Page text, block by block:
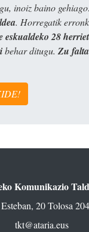
inoiz baino
. Horregatik
eskualdeko 28
behar ditugu. Zu
Komunikazio
20 Tolosa
tkt@ataria.eus